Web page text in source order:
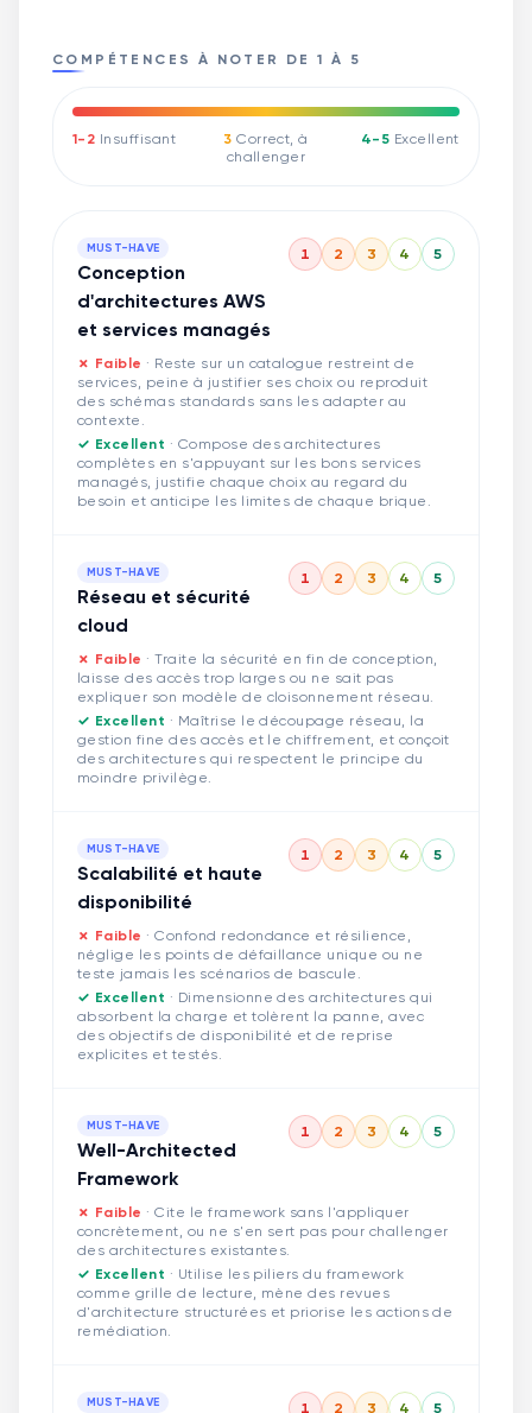
COMPÉTENCES À NOTER DE 1 À 5
1-2 Insuffisant 3 Correct, à
challenger
4-5 Excellent
MUST-HAVE
Conception
d'architectures AWS
et services managés
1 2 3 4 5
✗ Faible · Reste sur un catalogue restreint de
services, peine à justifier ses choix ou reproduit
des schémas standards sans les adapter au
contexte.
✓ Excellent · Compose des architectures
complètes en s'appuyant sur les bons services
managés, justifie chaque choix au regard du
besoin et anticipe les limites de chaque brique.
MUST-HAVE
Réseau et sécurité
cloud
1 2 3 4 5
✗ Faible ·Traite la sécurité en fin de conception,
laisse des accès trop larges ou ne sait pas
expliquer son modèle de cloisonnement réseau.
✓ Excellent · Maîtrise le découpage réseau, la
gestion fine des accès et le chiffrement, et conçoit
des architectures qui respectent le principe du
moindre privilège.
MUST-HAVE
Scalabilité et haute
disponibilité
1 2 3 4 5
✗ Faible ·Confond redondance et résilience,
néglige les points de défaillance unique ou ne
teste jamais les scénarios de bascule.
✓ Excellent · Dimensionne des architectures qui
absorbent la charge et tolèrent la panne, avec
des objectifs de disponibilité et de reprise
explicites et testés.
MUST-HAVE
Well-Architected
Framework
1 2 3 4 5
✗ Faible ·Cite le framework sans l'appliquer
concrètement, ou ne s'en sert pas pour challenger
des architectures existantes.
✓ Excellent · Utilise les piliers du framework
comme grille de lecture, mène des revues
d'architecture structurées et priorise les actions de
remédiation.
MUST-HAVE 1 2 3 4 5